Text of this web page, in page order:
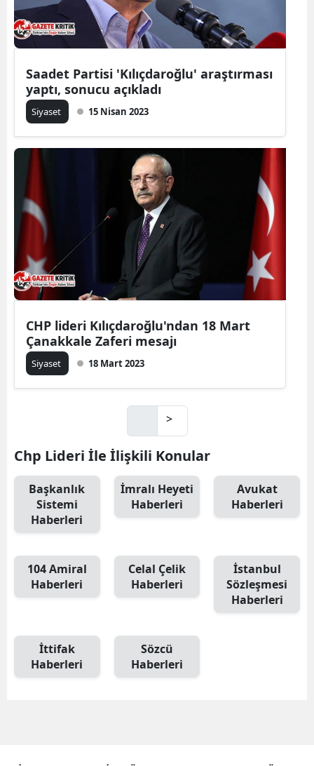
Saadet Partisi 'Kılıçdaroğlu' araştırması
yaptı, sonucu açıkladı
Siyaset 15 Nisan 2023
CHP lideri Kılıçdaroğlu'ndan 18 Mart
Çanakkale Zaferi mesajı
Siyaset 18 Mart 2023
>
Chp Lideri İle İlişkili Konular
Başkanlık
Sistemi
Haberleri
İmralı Heyeti
Haberleri
Avukat
Haberleri
104 Amiral
Haberleri
Celal Çelik
Haberleri
İstanbul
Sözleşmesi
Haberleri
İttifak
Haberleri
Sözcü
Haberleri